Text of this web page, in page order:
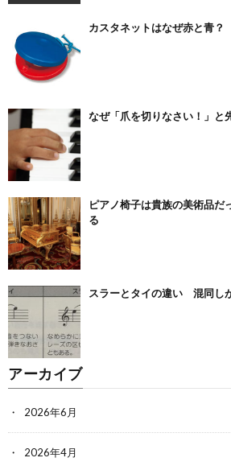
カスタネットはなぜ赤と青？
なぜ「爪を切りなさい！」と
ピアノ椅子は貴族の美術品だ
る
スラーとタイの違い 混同し
アーカイブ
2026年6月
2026年4月